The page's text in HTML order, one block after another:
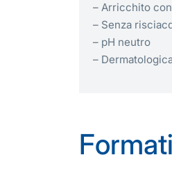
– Arricchito
– Senza
– pH neutro
–
Formati